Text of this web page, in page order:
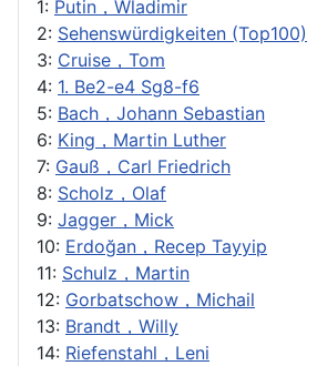
1: Putin，Wladimir
2: Sehenswürdigkeiten (Top100)
3: Cruise，Tom
4: 1. Be2-e4 Sg8-f6
5: Bach，Johann Sebastian
6: King，Martin Luther
7: Gauß，Carl Friedrich
8: Scholz，Olaf
9: Jagger，Mick
10: Erdoğan，Recep Tayyip
11: Schulz，Martin
12: Gorbatschow，Michail
13: Brandt，Willy
14: Riefenstahl，Leni